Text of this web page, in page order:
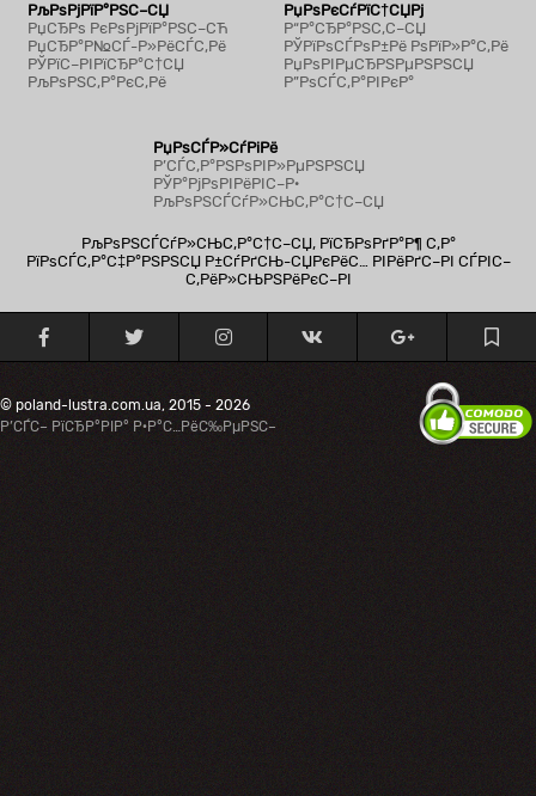
РљРѕРјРїР°РЅС–СЏ
РџСЂРѕ РєРѕРјРїР°РЅС–СЋ
РџСЂР°Р№СЃ-Р»РёСЃС‚Рё
РЎРїС–РІРїСЂР°С†СЏ
РљРѕРЅС‚Р°РєС‚Рё
РџРѕРєСѓРїС†СЏРј
Р“Р°СЂР°РЅС‚С–СЏ
РЎРїРѕСЃРѕР±Рё РѕРїР»Р°С‚Рё
РџРѕРІРµСЂРЅРµРЅРЅСЏ
Р”РѕСЃС‚Р°РІРєР°
РџРѕСЃР»СѓРіРё
Р’СЃС‚Р°РЅРѕРІР»РµРЅРЅСЏ
РЎР°РјРѕРІРёРІС–Р·
РљРѕРЅСЃСѓР»СЊС‚Р°С†С–СЏ
РљРѕРЅСЃСѓР»СЊС‚Р°С†С–СЏ, РїСЂРѕРґР°Р¶ С‚Р°
РїРѕСЃС‚Р°С‡Р°РЅРЅСЏ Р±СѓРґСЊ-СЏРєРёС… РІРёРґС–РІ СЃРІС–
С‚РёР»СЊРЅРёРєС–РІ
© poland-lustra.com.ua, 2015 - 2026
Р’СЃС– РїСЂР°РІР° Р·Р°С…РёС‰РµРЅС–